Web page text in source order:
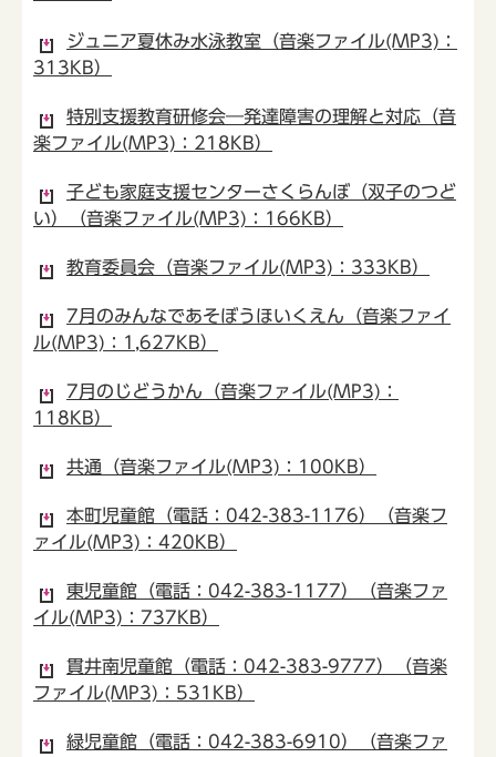
ジュニア夏休み水泳教室（音楽ファイル(MP3)：
313KB）
特別支援教育研修会―発達障害の理解と対応（音
楽ファイル(MP3)：218KB）
子ども家庭支援センターさくらんぼ（双子のつど
い）（音楽ファイル(MP3)：166KB）
教育委員会（音楽ファイル(MP3)：333KB）
7月のみんなであそぼうほいくえん（音楽ファイ
ル(MP3)：1,627KB）
7月のじどうかん（音楽ファイル(MP3)：
118KB）
共通（音楽ファイル(MP3)：100KB）
本町児童館（電話：042-383-1176）（音楽フ
ァイル(MP3)：420KB）
東児童館（電話：042-383-1177）（音楽ファ
イル(MP3)：737KB）
貫井南児童館（電話：042-383-9777）（音楽
ファイル(MP3)：531KB）
緑児童館（電話：042-383-6910）（音楽ファ